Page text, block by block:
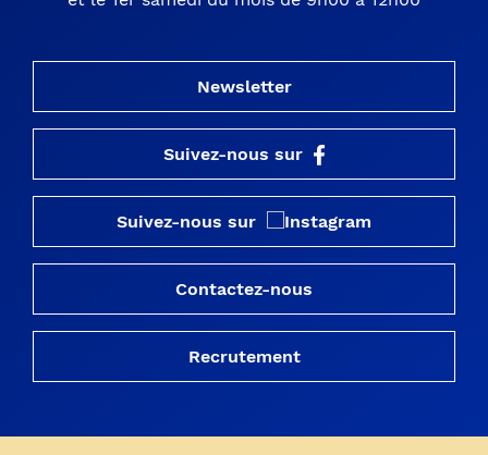
Newsletter
Suivez-nous sur
Suivez-nous sur
Contactez-nous
Recrutement